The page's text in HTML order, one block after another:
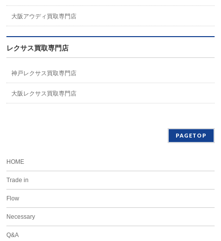
大阪アウディ買取専門店
レクサス買取専門店
神戸レクサス買取専門店
大阪レクサス買取専門店
PAGETOP
HOME
Trade in
Flow
Necessary
Q&A